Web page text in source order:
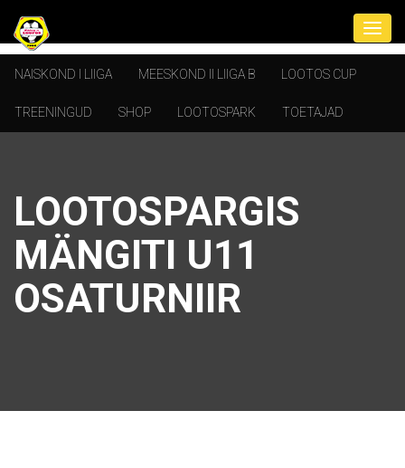
NAISKOND I LIIGA MEESKOND II LIIGA B LOOTOS CUP
TREENINGUD SHOP LOOTOSPARK TOETAJAD
LOOTOSPARGIS
MÄNGITI U11
OSATURNIIR